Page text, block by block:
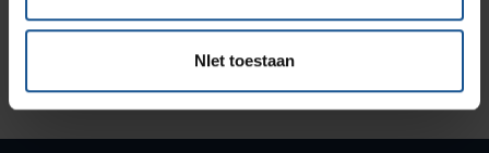
NIet toestaan
deskundig advies
ervaring